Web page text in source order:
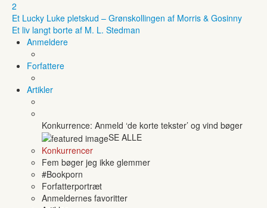
2
Et Lucky Luke pletskud – Grønskollingen af Morris & Gosinny
Et liv langt borte af M. L. Stedman
Anmeldere
Forfattere
Artikler
Konkurrence: Anmeld ‘de korte tekster’ og vind bøger
SE ALLE
Konkurrencer
Fem bøger jeg ikke glemmer
#Bookporn
Forfatterportræt
Anmeldernes favoritter